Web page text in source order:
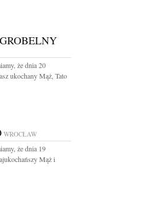
że dnia 20
ukochany Mąż, Tato
WROCŁAW
że dnia 19
Mąż i